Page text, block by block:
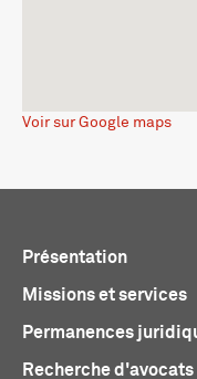
Voir sur Google maps
Présentation
Missions et services
Permanences
Recherche d'avocats